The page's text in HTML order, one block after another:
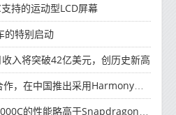
持的运动型LCD屏幕
的特别启动
入将突破42亿美元，创历史新高
推出采用HarmonyOS 2.0的智能家居产品
的性能略高于Snapdragon 765G